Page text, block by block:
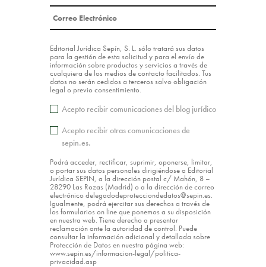
Editorial Jurídica Sepín, S. L. sólo tratará sus datos
para la gestión de esta solicitud y para el envío de
información sobre productos y servicios a través de
cualquiera de los medios de contacto facilitados. Tus
datos no serán cedidos a terceros salvo obligación
legal o previo consentimiento.
Acepto recibir comunicaciones del blog jurídico
Acepto recibir otras comunicaciones de
sepin.es.
Podrá acceder, rectificar, suprimir, oponerse, limitar,
o portar sus datos personales dirigiéndose a Editorial
Jurídica SEPIN, a la dirección postal c/ Mahón, 8 –
28290 Las Rozas (Madrid) o a la dirección de correo
electrónico delegadodeprotecciondedatos@sepin.es.
Igualmente, podrá ejercitar sus derechos a través de
los formularios on line que ponemos a su disposición
en nuestra web. Tiene derecho a presentar
reclamación ante la autoridad de control. Puede
consultar la información adicional y detallada sobre
Protección de Datos en nuestra página web:
www.sepin.es/informacion-legal/politica-
privacidad.asp